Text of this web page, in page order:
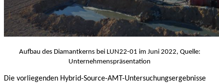
Aufbau des Diamantkerns bei LUN22-01 im Juni 2022, Quelle:
Unternehmenspräsentation
Die vorliegenden Hybrid-Source-AMT-Untersuchungsergebnisse